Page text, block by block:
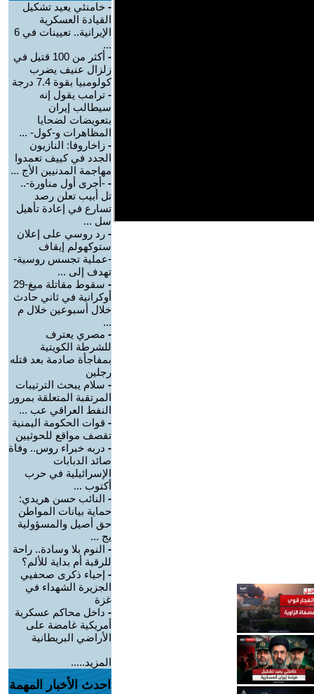
- خامنئي يعيد تشكيل
القيادة العسكرية
الإيرانية.. تعيينات في 6
...
-
أكثر من 100 قتيل في
زلزال عنيف يضرب
كولومبيا بقوة 7.4 درجة
- ترامب يقول إنه
سيطالب إيران
بتعويضات لضحايا
المظاهرات و-كول- ...
- زاخاروفا: النازيون
الجدد في كييف تعمدوا
مهاجمة المدنيين الأج ...
- -أجرى أول مناورة-..
تل أبيب تعلن رصد
تسارع في إعادة تأهيل
سل ...
- رد روسي على إعلان
ستوكهولم إيقاف
-عملية تجسس روسية-
تهدف إلى ...
-
سقوط مقاتلة ميغ-29
أوكرانية في ثاني حادث
خلال أسبوعين خلال م
...
- مصري يعترف
للشرطة الكويتية
بمفاجأة صادمة بعد قتله
رجلين
- سلام يبحث الترتيبات
المرتقبة المتعلقة بمرور
النفط العراقي عب ...
- قوات الحكومة اليمنية
تقصف مواقع للحوثيين
- دربه خبراء روس.. وفاة
صائد الدبابات
الإسرائيلية في حرب
أكتوب ...
- النائب حسن هريدي:
حماية بيانات المواطن
حق أصيل والمسؤولية
يج ...
- النوم بلا وسادة.. راحة
للرقبة أم بداية للألم؟
- إحياء ذكرى صحفيي
الجزيرة الشهداء في
غزة
- داخل محاكم عسكرية
أمريكية غامضة على
الأراضي البريطانية
المزيد.....
احدث الأخبار المهمة